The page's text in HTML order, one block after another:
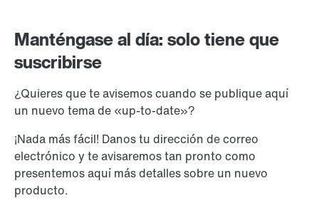
Manténgase al día: solo tiene que
suscribirse
¿Quieres que te avisemos cuando se publique aquí
un nuevo tema de «up-to-date»?
¡Nada más fácil! Danos tu dirección de correo
electrónico y te avisaremos tan pronto como
presentemos aquí más detalles sobre un nuevo
producto.